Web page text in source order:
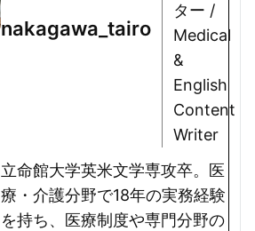
nakagawa_tairo
ター /
Medical
&
English
Content
Writer
立命館大学英米文学専攻卒。医
療・介護分野で18年の実務経験
を持ち、医療制度や専門分野の